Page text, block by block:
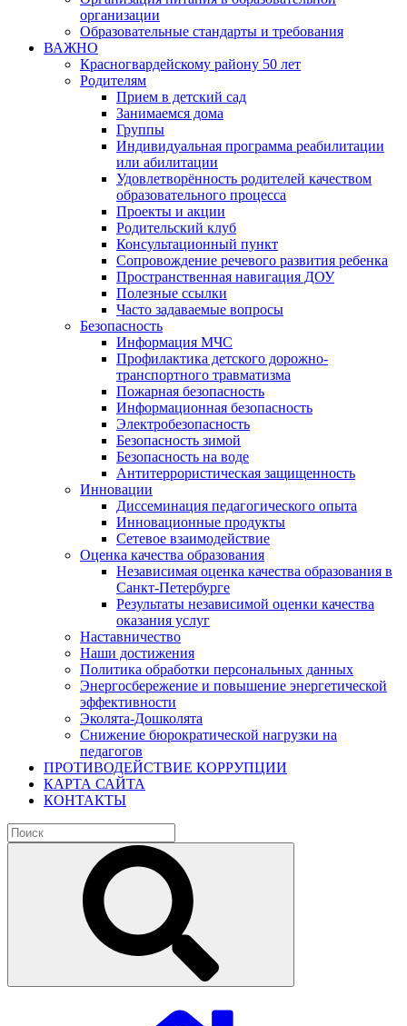
организации
Образовательные стандарты и требования
ВАЖНО
Красногвардейскому району 50 лет
Родителям
Прием в детский сад
Занимаемся дома
Группы
Индивидуальная программа реабилитации
или абилитации
Удовлетворённость родителей качеством
образовательного процесса
Проекты и акции
Родительский клуб
Консультационный пункт
Сопровождение речевого развития ребенка
Пространственная навигация ДОУ
Полезные ссылки
Часто задаваемые вопросы
Безопасность
Информация МЧС
Профилактика детского дорожно-
транспортного травматизма
Пожарная безопасность
Информационная безопасность
Электробезопасность
Безопасность зимой
Безопасность на воде
Антитеррористическая защищенность
Инновации
Диссеминация педагогического опыта
Инновационные продукты
Сетевое взаимодействие
Оценка качества образования
Независимая оценка качества образования в
Санкт-Петербурге
Результаты независимой оценки качества
оказания услуг
Наставничество
Наши достижения
Политика обработки персональных данных
Энергосбережение и повышение энергетической
эффективности
Эколята-Дошколята
Снижение бюрократической нагрузки на
педагогов
ПРОТИВОДЕЙСТВИЕ КОРРУПЦИИ
КАРТА САЙТА
КОНТАКТЫ